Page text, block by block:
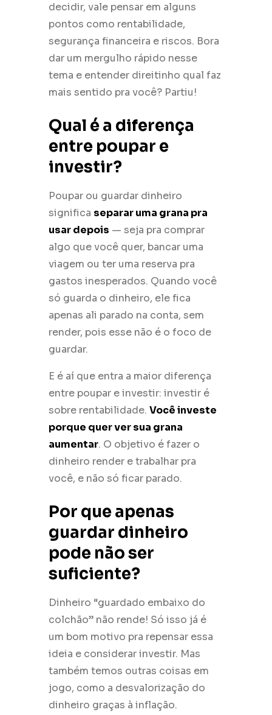
decidir, vale pensar em alguns
pontos como rentabilidade,
segurança financeira e riscos. Bora
dar um mergulho rápido nesse
tema e entender direitinho qual faz
mais sentido pra você? Partiu!
Qual é a diferença
entre poupar e
investir?
Poupar ou guardar dinheiro
significa separar uma grana pra
usar depois — seja pra comprar
algo que você quer, bancar uma
viagem ou ter uma reserva pra
gastos inesperados. Quando você
só guarda o dinheiro, ele fica
apenas ali parado na conta, sem
render, pois esse não é o foco de
guardar.
E é aí que entra a maior diferença
entre poupar e investir: investir é
sobre rentabilidade. Você investe
porque quer ver sua grana
aumentar. O objetivo é fazer o
dinheiro render e trabalhar pra
você, e não só ficar parado.
Por que apenas
guardar dinheiro
pode não ser
suficiente?
Dinheiro “guardado embaixo do
colchão” não rende! Só isso já é
um bom motivo pra repensar essa
ideia e considerar investir. Mas
também temos outras coisas em
jogo, como a desvalorização do
dinheiro graças à inflação.